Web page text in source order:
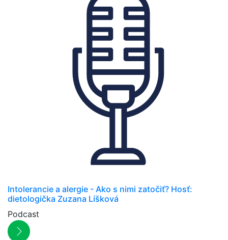
Intolerancie a alergie - Ako s nimi zatočiť? Hosť:
dietologička Zuzana Líšková
Podcast